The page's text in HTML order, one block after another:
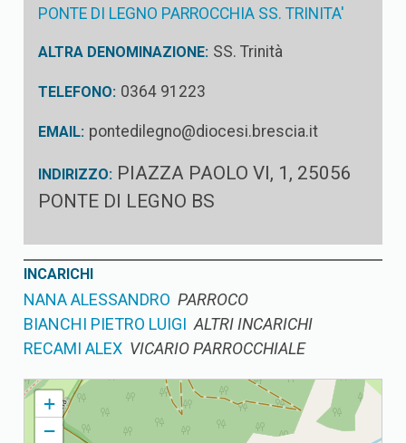
PONTE DI LEGNO PARROCCHIA SS. TRINITA'
ALTRA DENOMINAZIONE: SS. Trinità
TELEFONO: 0364 91223
EMAIL: pontedilegno@diocesi.brescia.it
INDIRIZZO: PIAZZA PAOLO VI, 1, 25056
PONTE DI LEGNO BS
INCARICHI
NANA ALESSANDRO PARROCO
BIANCHI PIETRO LUIGI ALTRI INCARICHI
RECAMI ALEX VICARIO PARROCCHIALE
PONTE DI LEGNO PARROCCHIA SS. TRINITA'
+
−